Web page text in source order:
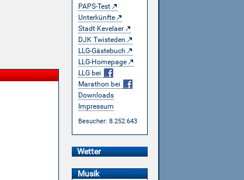
PAPS-Test
Unterkünfte
Stadt Kevelaer
DJK Twisteden
LLG-Gästebuch
LLG-Homepage
LLG bei
Marathon bei
Downloads
Impressum
Besucher: 8.252.643
Wetter
Musik